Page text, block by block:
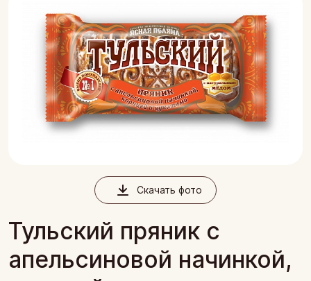
Скачать фото
Тульский пряник с
апельсиновой начинкой,